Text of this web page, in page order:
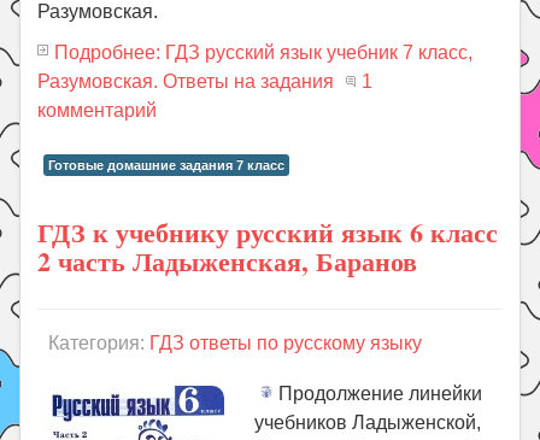
Разумовская.
Подробнее: ГДЗ русский язык учебник 7 класс,
Разумовская. Ответы на задания
1
комментарий
Готовые домашние задания 7 класс
ГДЗ к учебнику русский язык 6 класс
2 часть Ладыженская, Баранов
Категория: ГДЗ ответы по русскому языку
Продолжение линейки
учебников Ладыженской,